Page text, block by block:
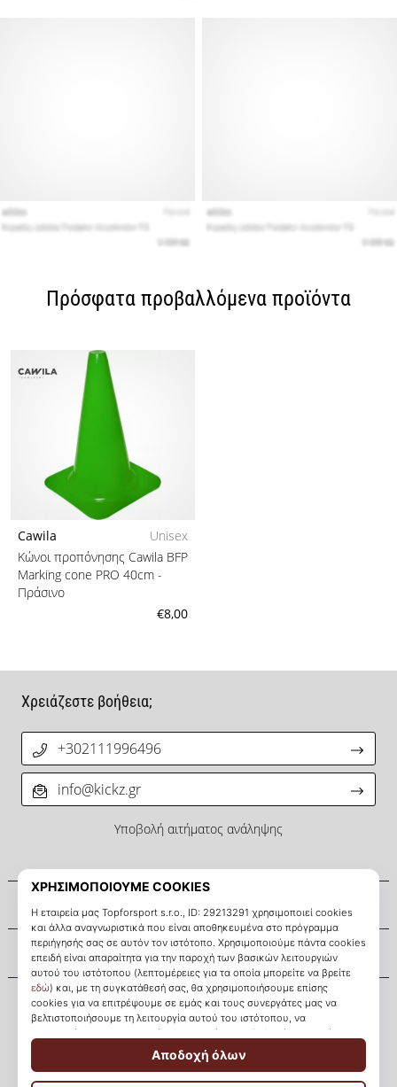
Πρόσφατα προβαλλόμενα προϊόντα
Cawila
Unisex
Κώνοι προπόνησης Cawila BFP
Marking cone PRO 40cm -
Πράσινο
€8,00
KICKZ.gr
Σχετικά μ' εμάς
Εξυπηρέτηση πελατών
Χρειάζεστε βοήθεια;
+302111996496
info@kickz.gr
Υποβολή αιτήματος ανάληψης